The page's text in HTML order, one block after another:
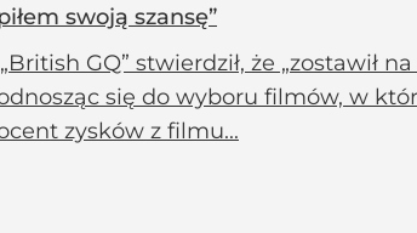
swoją szansę”
GQ” stwierdził, że „zostawił
się do wyboru filmów, w
zysków z filmu...